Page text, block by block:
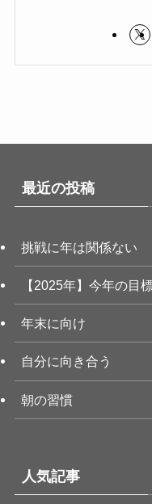
最近の投稿
挑戦に年は関係ない
【2025年】今年の目
年末に向け
自分に向き合う
朝の習慣
人気記事